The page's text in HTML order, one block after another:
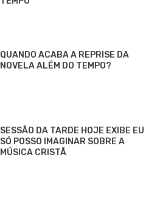
QUANDO ACABA A REPRISE DA
NOVELA ALÉM DO TEMPO?
SESSÃO DA TARDE HOJE EXIBE EU
SÓ POSSO IMAGINAR SOBRE A
MÚSICA CRISTÃ